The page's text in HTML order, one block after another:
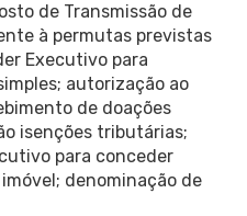
de Transmissão de
à permutas previstas
Executivo para
autorização ao
de doações
isenções tributárias;
para conceder
denominação de